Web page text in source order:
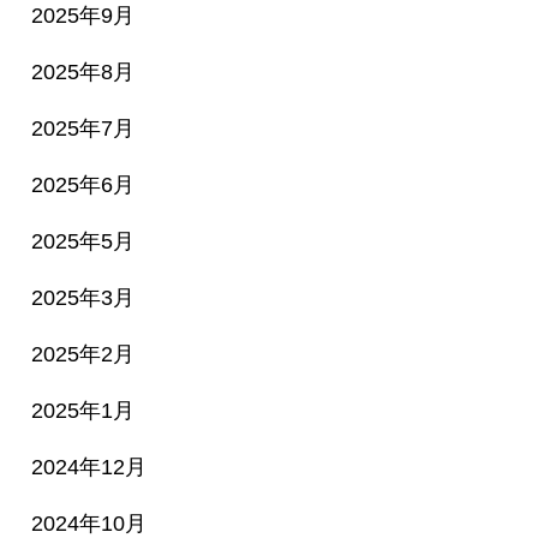
2025年9月
2025年8月
2025年7月
2025年6月
2025年5月
2025年3月
2025年2月
2025年1月
2024年12月
2024年10月